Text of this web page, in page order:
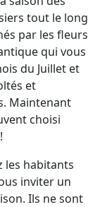
tout le long
par les fleurs
qui vous
du Juillet et
et
Maintenant
choisi
les habitants
inviter un
Ils ne sont